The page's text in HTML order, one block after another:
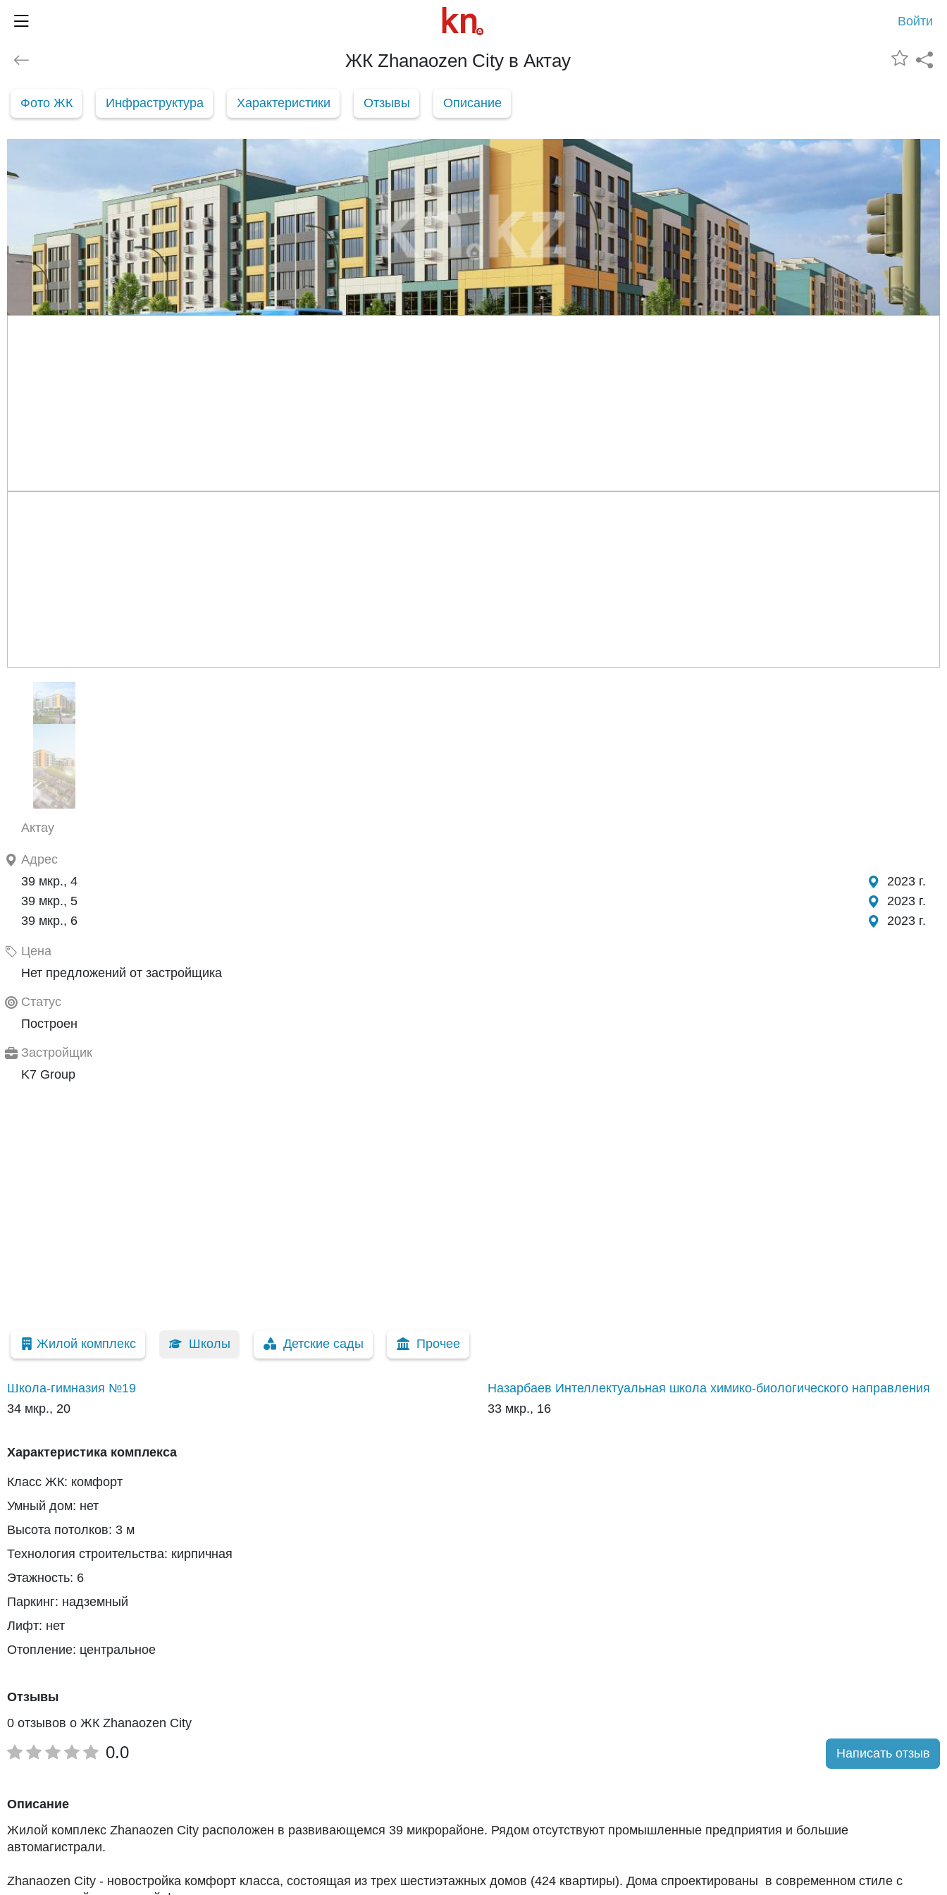
Войти
ЖК Zhanaozen City в Актау
Актау
Адрес
39 мкр., 4
2023 г.
39 мкр., 5
2023 г.
39 мкр., 6
2023 г.
Цена
Нет предложений от застройщика
Статус
Построен
Застройщик
K7 Group
Жилой комплекс Школы Детские сады Прочее
Школа-гимназия №19
34 мкр., 20
Назарбаев Интеллектуальная школа химико-биологического направления
33 мкр., 16
Характеристика комплекса
Класс ЖК: комфорт
Умный дом: нет
Высота потолков: 3 м
Технология строительства: кирпичная
Этажность: 6
Паркинг: надземный
Лифт: нет
Отопление: центральное
Отзывы
0 отзывов о ЖК Zhanaozen City
0.0 Написать отзыв
Описание
Жилой комплекс Zhanaozen City расположен в развивающемся 39 микрорайоне. Рядом отсутствуют промышленные предприятия и большие
автомагистрали.
Zhanaozen City - новостройка комфорт класса, состоящая из трех шестиэтажных домов (424 квартиры). Дома спроектированы в современном стиле с
Фото ЖК Инфраструктура Характеристики Отзывы Описание